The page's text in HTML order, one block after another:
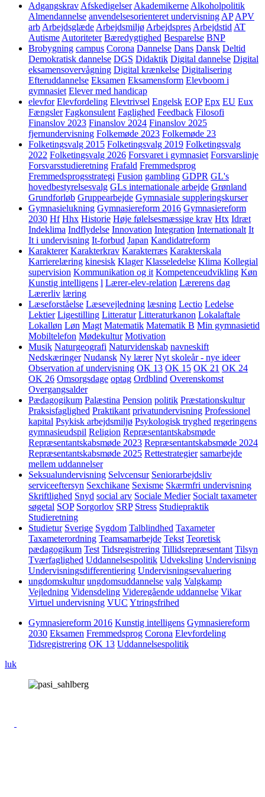
Adgangskrav Afskedigelser Akademikerne Alkoholpolitik
Almendannelse anvendelsesorienteret undervisning AP APV
arb Arbejdsglæde Arbejdsmiljø Arbejdspres Arbejdstid AT
Autisme Autoriteter Bæredygtighed Besparelse BNP
Brobygning campus Corona Dannelse Dans Dansk Deltid
Demokratisk dannelse DGS Didaktik Digital dannelse Digital
eksamensovervågning Digital krænkelse Digitalisering
Efteruddannelse Eksamen Eksamensform Elevboom i
gymnasiet Elever med handicap
elevfor Elevfordeling Elevtrivsel Engelsk EOP Epx EU Eux
Fængsler Fagkonsulent Faglighed Feedback Filosofi
Finanslov 2023 Finanslov 2024 Finanslov 2025
fjernundervisning Folkemøde 2023 Folkemøde 23
Folketingsvalg 2015 Folketingsvalg 2019 Folketingsvalg
2022 Folketingsvalg 2026 Forsvaret i gymnasiet Forsvarslinje
Forsvarsstudieretning Frafald Fremmedsprog
Fremmedsprogsstrategi Fusion gambling GDPR GL's
hovedbestyrelsesvalg GLs internationale arbejde Grønland
Grundforløb Gruppearbejde Gymnasiale suppleringskurser
Gymnasielukning Gymnasiereform 2016 Gymnasiereform
2030 Hf Hhx Historie Høje følelsesmæssige krav Htx Idræt
Indeklima Indflydelse Innovation Integration Internationalt It
It i undervisning It-forbud Japan Kandidatreform
Karakterer Karakterkrav Karakterræs Karakterskala
Karrierelæring kinesisk Klager Klasseledelse Klima Kollegial
supervision Kommunikation og it Kompetenceudvikling Køn
Kunstig intelligens l Lærer-elev-relation Lærerens dag
Lærerliv læring
Læseforståelse Læsevejledning læsning Lectio Ledelse
Lektier Ligestilling Litteratur Litteraturkanon Lokalaftale
Lokalløn Løn Magt Matematik Matematik B Min gymnasietid
Mobiltelefon Mødekultur Motivation
Musik Naturgeografi Naturvidenskab navneskift
Nedskæringer Nudansk Ny lærer Nyt skoleår - nye ideer
Observation af undervisning OK 13 OK 15 OK 21 OK 24
OK 26 Omsorgsdage optag Ordblind Overenskomst
Overgangsalder
Pædagogikum Palæstina Pension politik Præstationskultur
Praksisfaglighed Praktikant privatundervisning Professionel
kapital Psykisk arbejdsmiljø Psykologisk tryghed regeringens
gymnasieudspil Religion Repræsentantskabsmøde
Repræsentantskabsmøde 2023 Repræsentantskabsmøde 2024
Repræsentantskabsmøde 2025 Rettestrategier samarbejde
mellem uddannelser
Seksualundervisning Selvcensur Seniorarbejdsliv
serviceeftersyn Sexchikane Sexisme Skærmfri undervisning
Skriftlighed Snyd social arv Sociale Medier Socialt taxameter
søgetal SOP Sorgorlov SRP Stress Studiepraktik
Studieretning
Studietur Sverige Sygdom Talblindhed Taxameter
Taxameterordning Teamsamarbejde Tekst Teoretisk
pædagogikum Test Tidsregistrering Tillidsrepræsentant Tilsyn
Tværfaglighed Uddannelsespolitik Udveksling Undervisning
Undervisningsdifferentiering Undervisningsevaluering
ungdomskultur ungdomsuddannelse valg Valgkamp
Vejledning Vidensdeling Videregående uddannelse Vikar
Virtuel undervisning VUC Ytringsfrihed
Gymnasiereform 2016 Kunstig intelligens Gymnasiereform
2030 Eksamen Fremmedsprog Corona Elevfordeling
Tidsregistrering OK 13 Uddannelsespolitik
luk